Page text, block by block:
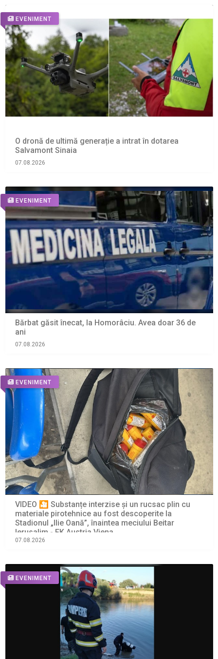
EVENIMENT
O dronă de ultimă generație a intrat în dotarea
Salvamont Sinaia
07.08.2026
EVENIMENT
Bărbat găsit înecat, la Homorâciu. Avea doar 36 de
ani
07.08.2026
EVENIMENT
VIDEO 🎦 Substanțe interzise și un rucsac plin cu
materiale pirotehnice au fost descoperite la
Stadionul „Ilie Oană”, înaintea meciului Beitar
Ierusalim - FK Austria Viena
07.08.2026
EVENIMENT